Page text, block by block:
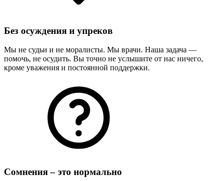
Без осуждения и упреков
Мы не судьи и не моралисты. Мы врачи. Наша задача —
помочь, не осудить. Вы точно не услышите от нас ничего,
кроме уважения и постоянной поддержки.
Сомнения – это нормально